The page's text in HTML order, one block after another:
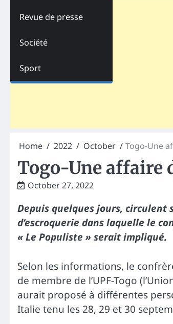
Revue de presse
Société
Sport
Home 2022 October Togo-Une
Togo-Une affaire
October 27, 2022
Depuis quelques jours, circulent
d’escroquerie dans laquelle le
« Le Populiste » serait impliqué.
Selon les informations, le
de membre de l’UPF-Togo
aurait proposé à différentes
Italie tenu les 28, 29 et 30